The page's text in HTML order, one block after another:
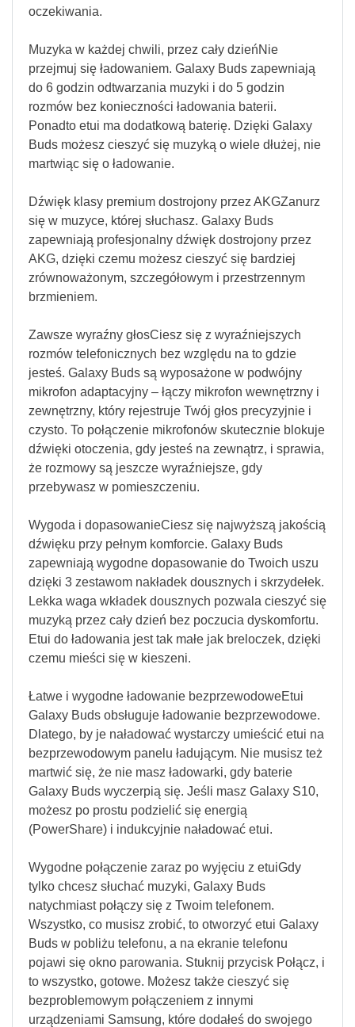
oczekiwania.
Muzyka w każdej chwili, przez cały dzieńNie
przejmuj się ładowaniem. Galaxy Buds zapewniają
do 6 godzin odtwarzania muzyki i do 5 godzin
rozmów bez konieczności ładowania baterii.
Ponadto etui ma dodatkową baterię. Dzięki Galaxy
Buds możesz cieszyć się muzyką o wiele dłużej, nie
martwiąc się o ładowanie.
Dźwięk klasy premium dostrojony przez AKGZanurz
się w muzyce, której słuchasz. Galaxy Buds
zapewniają profesjonalny dźwięk dostrojony przez
AKG, dzięki czemu możesz cieszyć się bardziej
zrównoważonym, szczegółowym i przestrzennym
brzmieniem.
Zawsze wyraźny głosCiesz się z wyraźniejszych
rozmów telefonicznych bez względu na to gdzie
jesteś. Galaxy Buds są wyposażone w podwójny
mikrofon adaptacyjny – łączy mikrofon wewnętrzny i
zewnętrzny, który rejestruje Twój głos precyzyjnie i
czysto. To połączenie mikrofonów skutecznie blokuje
dźwięki otoczenia, gdy jesteś na zewnątrz, i sprawia,
że rozmowy są jeszcze wyraźniejsze, gdy
przebywasz w pomieszczeniu.
Wygoda i dopasowanieCiesz się najwyższą jakością
dźwięku przy pełnym komforcie. Galaxy Buds
zapewniają wygodne dopasowanie do Twoich uszu
dzięki 3 zestawom nakładek dousznych i skrzydełek.
Lekka waga wkładek dousznych pozwala cieszyć się
muzyką przez cały dzień bez poczucia dyskomfortu.
Etui do ładowania jest tak małe jak breloczek, dzięki
czemu mieści się w kieszeni.
Łatwe i wygodne ładowanie bezprzewodoweEtui
Galaxy Buds obsługuje ładowanie bezprzewodowe.
Dlatego, by je naładować wystarczy umieścić etui na
bezprzewodowym panelu ładującym. Nie musisz też
martwić się, że nie masz ładowarki, gdy baterie
Galaxy Buds wyczerpią się. Jeśli masz Galaxy S10,
możesz po prostu podzielić się energią
(PowerShare) i indukcyjnie naładować etui.
Wygodne połączenie zaraz po wyjęciu z etuiGdy
tylko chcesz słuchać muzyki, Galaxy Buds
natychmiast połączy się z Twoim telefonem.
Wszystko, co musisz zrobić, to otworzyć etui Galaxy
Buds w pobliżu telefonu, a na ekranie telefonu
pojawi się okno parowania. Stuknij przycisk Połącz, i
to wszystko, gotowe. Możesz także cieszyć się
bezproblemowym połączeniem z innymi
urządzeniami Samsung, które dodałeś do swojego